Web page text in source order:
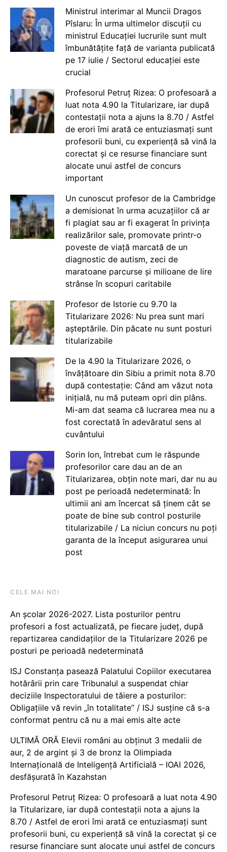
Ministrul interimar al Muncii Dragos
Pîslaru: În urma ultimelor discuții cu
ministrul Educației lucrurile sunt mult
îmbunătățite față de varianta publicată
pe 17 iulie / Sectorul educației este
crucial
Profesorul Petruț Rizea: O profesoară a
luat nota 4.90 la Titularizare, iar după
contestații nota a ajuns la 8.70 / Astfel
de erori îmi arată ce entuziasmați sunt
profesorii buni, cu experiență să vină la
corectat și ce resurse financiare sunt
alocate unui astfel de concurs
important
Un cunoscut profesor de la Cambridge
a demisionat în urma acuzațiilor că ar
fi plagiat sau ar fi exagerat în privința
realizărilor sale, promovate printr-o
poveste de viață marcată de un
diagnostic de autism, zeci de
maratoane parcurse și milioane de lire
strânse în scopuri caritabile
Profesor de Istorie cu 9.70 la
Titularizare 2026: Nu prea sunt mari
așteptările. Din păcate nu sunt posturi
titularizabile
De la 4.90 la Titularizare 2026, o
învățătoare din Sibiu a primit nota 8.70
după contestație: Când am văzut nota
inițială, nu mă puteam opri din plâns.
Mi-am dat seama că lucrarea mea nu a
fost corectată în adevăratul sens al
cuvântului
Sorin Ion, întrebat cum le răspunde
profesorilor care dau an de an
Titularizarea, obțin note mari, dar nu au
post pe perioadă nedeterminată: În
ultimii ani am încercat să ținem cât se
poate de bine sub control posturile
titularizabile / La niciun concurs nu poți
garanta de la început asigurarea unui
post
CELE MAI NOI
An școlar 2026-2027. Lista posturilor pentru
profesori a fost actualizată, pe fiecare județ, după
repartizarea candidaților de la Titularizare 2026 pe
posturi pe perioadă nedeterminată
ISJ Constanța pasează Palatului Copiilor executarea
hotărârii prin care Tribunalul a suspendat chiar
deciziile Inspectoratului de tăiere a posturilor:
Obligațiile vă revin „în totalitate” / ISJ susține că s-a
conformat pentru că nu a mai emis alte acte
ULTIMĂ ORĂ Elevii români au obținut 3 medalii de
aur, 2 de argint și 3 de bronz la Olimpiada
Internațională de Inteligență Artificială – IOAI 2026,
desfășurată în Kazahstan
Profesorul Petruț Rizea: O profesoară a luat nota 4.90
la Titularizare, iar după contestații nota a ajuns la
8.70 / Astfel de erori îmi arată ce entuziasmați sunt
profesorii buni, cu experiență să vină la corectat și ce
resurse financiare sunt alocate unui astfel de concurs